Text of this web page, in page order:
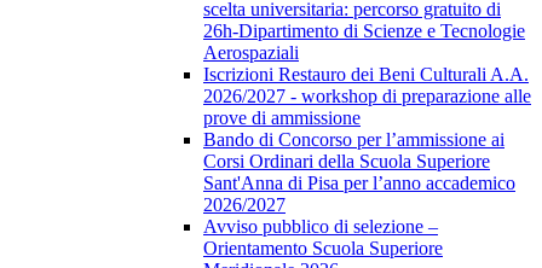
scelta universitaria: percorso gratuito di
26h-Dipartimento di Scienze e Tecnologie
Aerospaziali
Iscrizioni Restauro dei Beni Culturali A.A.
2026/2027 - workshop di preparazione alle
prove di ammissione
Bando di Concorso per l’ammissione ai
Corsi Ordinari della Scuola Superiore
Sant'Anna di Pisa per l’anno accademico
2026/2027
Avviso pubblico di selezione –
Orientamento Scuola Superiore